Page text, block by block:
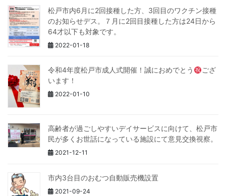
松戸市内6月に2回接種した方、3回目のワクチン接種
のお知らせデス。７月に2回目接種した方は24日から
64才以下も対象です。
2022-01-18
令和4年度松戸市成人式開催！誠におめでとう
ござ
います！
2022-01-10
高齢者が過ごしやすいデイサービスに向けて、松戸市
民が多くお世話になっている施設にて意見交換視察。
2021-12-11
市内3台目のおむつ自動販売機設置
2021-09-24